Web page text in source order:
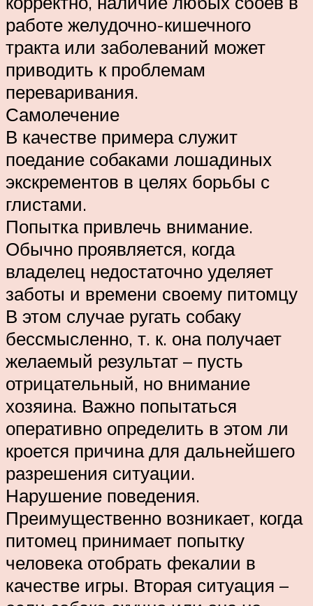
работе желудочно-кишечного
тракта или заболеваний может
приводить к проблемам
переваривания.
Самолечение
В качестве примера служит
поедание собаками лошадиных
экскрементов в целях борьбы с
глистами.
Попытка привлечь внимание.
Обычно проявляется, когда
владелец недостаточно уделяет
заботы и времени своему питомцу
В этом случае ругать собаку
бессмысленно, т. к. она получает
желаемый результат – пусть
отрицательный, но внимание
хозяина. Важно попытаться
оперативно определить в этом ли
кроется причина для дальнейшего
разрешения ситуации.
Нарушение поведения.
Преимущественно возникает, когда
питомец принимает попытку
человека отобрать фекалии в
качестве игры. Вторая ситуация –